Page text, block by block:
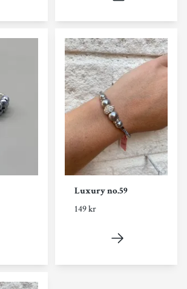
Luxury no.59
149 kr